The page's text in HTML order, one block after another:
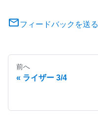
フィードバックを送る
前へ
ライザー 3/4